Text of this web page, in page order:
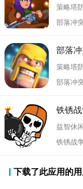
策略塔
部落
策略塔
铁锈
益智休
下载了此应用的